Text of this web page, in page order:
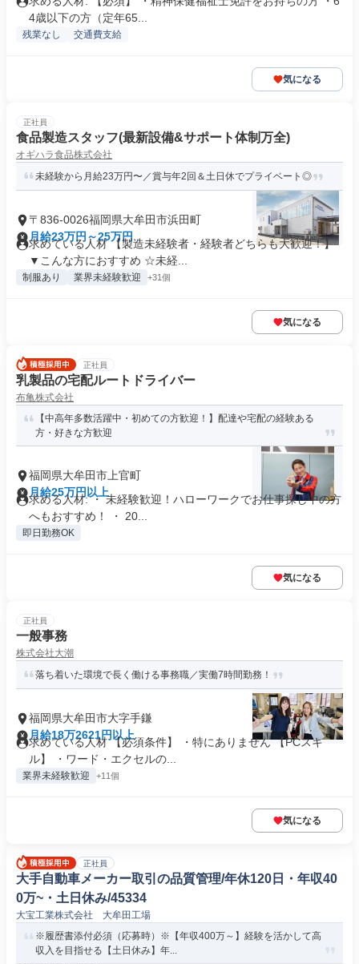
4歳以下の方（定年65...
残業なし 交通費支給
気になる
正社員
食品製造スタッフ(最新設備&サポート体制万全)
オギハラ食品株式会社
未経験から月給23万円〜／賞与年2回＆土日休でプライベート◎
〒836-0026福岡県大牟田市浜田町
月給23万円～25万円
求めている人材 【製造未経験者・経験者どちらも大歓迎！】
▼こんな方におすすめ ☆未経...
制服あり 業界未経験歓迎 +31個
気になる
正社員
乳製品の宅配ルートドライバー
布亀株式会社
【中高年多数活躍中・初めての方歓迎！】配達や宅配の経験ある
方・好きな方歓迎
福岡県大牟田市上官町
月給25万円以上
求める人材: ・ 未経験歓迎！ハローワークでお仕事探し中の方
へもおすすめ！ ・ 20...
即日勤務OK
気になる
正社員
一般事務
株式会社大潮
落ち着いた環境で長く働ける事務職／実働7時間勤務！
福岡県大牟田市大字手鎌
月給18万2621円以上
求めている人材 【必須条件】 ・特にありません 【PCスキ
ル】 ・ワード・エクセルの...
業界未経験歓迎 +11個
気になる
正社員
大手自動車メーカー取引の品質管理/年休120日・年収40
0万~・土日休み/45334
大宝工業株式会社 大牟田工場
※履歴書添付必須（応募時）※【年収400万～】経験を活かして高
収入を目指せる【土日休み】年...